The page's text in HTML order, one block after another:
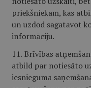
priekšniekam, kas
un uzdod sagatavot
informāciju.
11. Brīvības
atbild par notiesāto
iesnieguma